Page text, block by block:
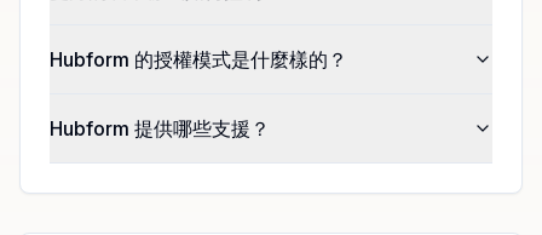
Hubform 的授權模式是什麼樣的？
Hubform 提供哪些支援？